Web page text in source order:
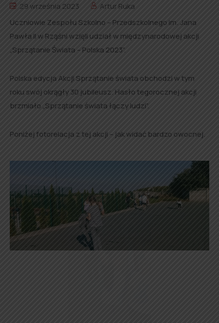
29 września 2023
Artur Ruka
Uczniowie Zespołu Szkolno – Przedszkolnego im. Jana
Pawła II w Rząśni wzięli udział w międzynarodowej akcji
„Sprzątanie Świata – Polska 2023”.
Polska edycja Akcji Sprzątanie świata obchodzi w tym
roku swój okrągły 30 jubileusz. Hasło tegorocznej akcji
brzmiało „Sprzątanie świata łączy ludzi”.
Poniżej fotorelacja z tej akcji – jak widać bardzo owocnej.